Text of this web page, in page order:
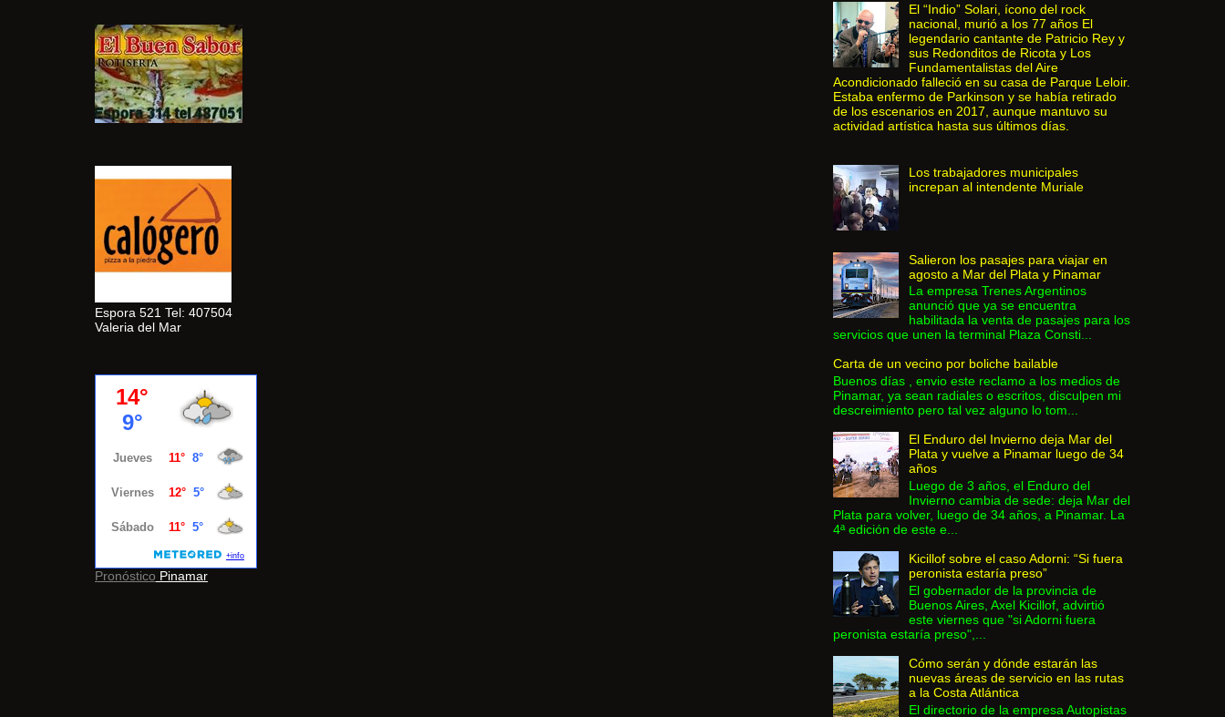
Espora 521 Tel: 407504
Valeria del Mar
Pronóstico Pinamar
El “Indio” Solari, ícono del rock
nacional, murió a los 77 años El
legendario cantante de Patricio Rey y
sus Redonditos de Ricota y Los
Fundamentalistas del Aire
Acondicionado falleció en su casa de Parque Leloir.
Estaba enfermo de Parkinson y se había retirado
de los escenarios en 2017, aunque mantuvo su
actividad artística hasta sus últimos días.
Los trabajadores municipales
increpan al intendente Muriale
Salieron los pasajes para viajar en
agosto a Mar del Plata y Pinamar
La empresa Trenes Argentinos
anunció que ya se encuentra
habilitada la venta de pasajes para los
servicios que unen la terminal Plaza Consti...
Carta de un vecino por boliche bailable
Buenos días , envio este reclamo a los medios de
Pinamar, ya sean radiales o escritos, disculpen mi
descreimiento pero tal vez alguno lo tom...
El Enduro del Invierno deja Mar del
Plata y vuelve a Pinamar luego de 34
años
Luego de 3 años, el Enduro del
Invierno cambia de sede: deja Mar del
Plata para volver, luego de 34 años, a Pinamar. La
4ª edición de este e...
Kicillof sobre el caso Adorni: “Si fuera
peronista estaría preso”
El gobernador de la provincia de
Buenos Aires, Axel Kicillof, advirtió
este viernes que "si Adorni fuera
peronista estaría preso",...
Cómo serán y dónde estarán las
nuevas áreas de servicio en las rutas
a la Costa Atlántica
El directorio de la empresa Autopistas